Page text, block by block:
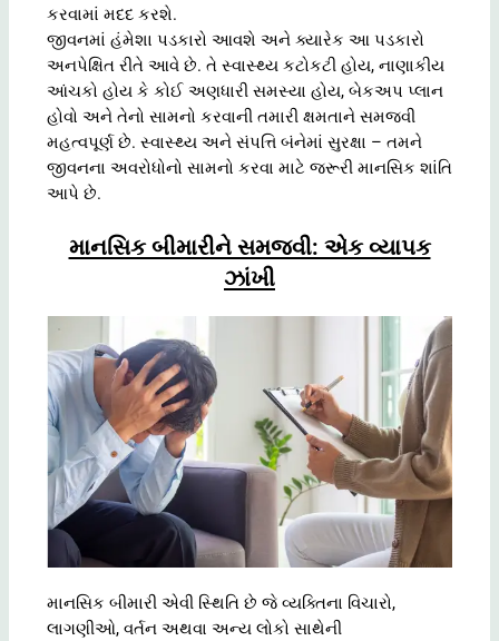
કરવામાં મદદ કરશે.
જીવનમાં હંમેશા પડકારો આવશે અને ક્યારેક આ પડકારો
અનપેક્ષિત રીતે આવે છે. તે સ્વાસ્થ્ય કટોકટી હોય, નાણાકીય
આંચકો હોય કે કોઈ અણધારી સમસ્યા હોય, બેકઅપ પ્લાન
હોવો અને તેનો સામનો કરવાની તમારી ક્ષમતાને સમજવી
મહત્વપૂર્ણ છે. સ્વાસ્થ્ય અને સંપત્તિ બંનેમાં સુરક્ષા – તમને
જીવનના અવરોધોનો સામનો કરવા માટે જરૂરી માનસિક શાંતિ
આપે છે.
માનસિક બીમારીને સમજવી: એક વ્યાપક
ઝાંખી
માનસિક બીમારી એવી સ્થિતિ છે જે વ્યક્તિના વિચારો,
લાગણીઓ, વર્તન અથવા અન્ય લોકો સાથેની